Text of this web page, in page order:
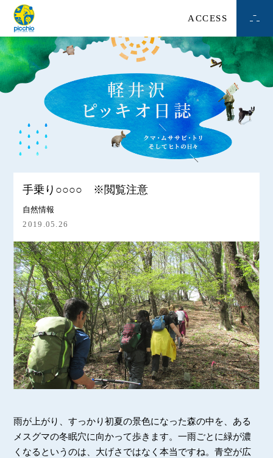
ACCESS
手乗り○○○○ ※閲覧注意
自然情報
2019.05.26
雨が上がり、すっかり初夏の景色になった森の中を、ある
メスグマの冬眠穴に向かって歩きます。一雨ごとに緑が濃
くなるというのは、大げさではなく本当ですね。青空が広